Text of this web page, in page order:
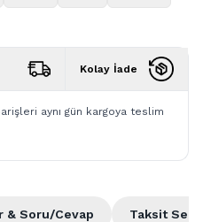
Kolay İade
aynı gün kargoya teslim
Taksit
& Soru/Cevap